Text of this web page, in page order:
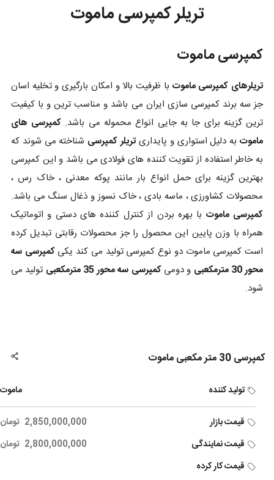
تریلر کمپرسی ماموت
کمپرسی ماموت
تریلرهای کمپرسی ماموتبا ظرفیت بالا و امکان بارگیری و تخلیه اسان
جز سه برند کمپرسی سازی ایران می باشد و مناسب ترین و با کیفیت
ترین گزینه برای جا به جایی انواع محموله می باشد.کمپرسی های
ماموتبه دلیل استواری و پایداریتریلر کمپرسیشناخته می شوند که
به خاطر استفاده از تقویت کننده های فولادی می باشد و این کمپرسی
بهترین گزینه برای حمل انواع بار مانند پوکه معدنی ، خاک رس ،
محصولات کشاورزی ، ماسه بادی ، خاک نسوز و ذغال سنگ می باشد.
کمپرسی ماموتبا بهره بردن از کنترل کننده های دستی و اتوماتیک
همراه با وزن پایین این محصول را جز محصولات رقابتی تبدیل کرده
است کمپرسی ماموت دو نوع کمپرسی تولید می کند یکیکمپرسی سه
محور 30 مترمکعبی
و دومیکمپرسی سه محور 35 مترمکعبی
تولید می
شود.
کمپرسی 30 متر مکعبی ماموت
تولید کننده ماموت
قیمت بازار 2,850,000,000 تومان
قیمت نمایندگی
2,800,000,000 تومان
قیمت کار کرده